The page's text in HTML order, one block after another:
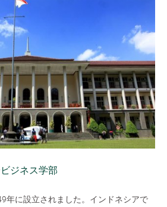
ビジネス学部
年に設立されました。インドネシアで